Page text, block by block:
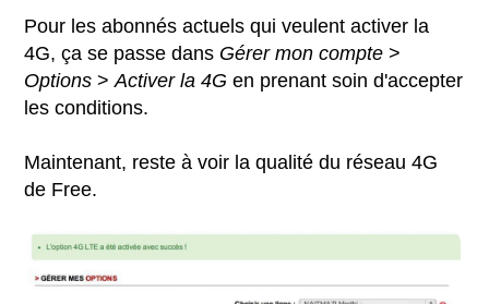
Pour les abonnés actuels qui veulent activer la
4G, ça se passe dans Gérer mon compte >
Options >Activer la 4G en prenant soin d'accepter
les conditions.
Maintenant, reste à voir la qualité du réseau 4G
de Free.